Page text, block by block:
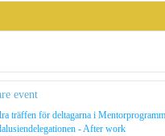
event
träffen för deltagarna iMentor
- After work